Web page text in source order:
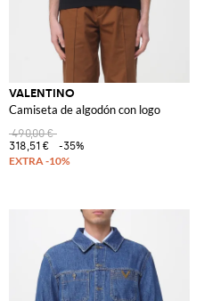
VALENTINO
Camiseta de algodón con logo
490,00 €
318,51 €
-35%